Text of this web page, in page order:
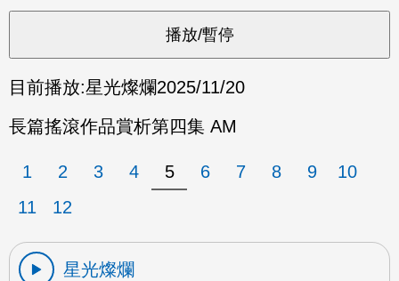
目前播放:星光燦爛2025/11/20
長篇搖滾作品賞析第四集 AM
1 2 3 4 5 6 7 8 9
10
11
12
星光燦爛